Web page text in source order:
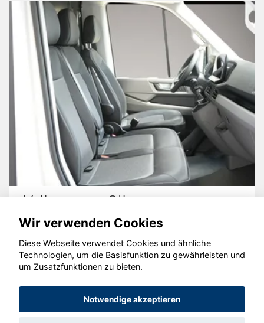
Volkswagen Other
© konjunkturmotor.de GmbH 2020 - 2026
Wir verwenden Cookies
Diese Webseite verwendet Cookies und ähnliche
Technologien, um die Basisfunktion zu gewährleisten und
um Zusatzfunktionen zu bieten.
Notwendige akzeptieren